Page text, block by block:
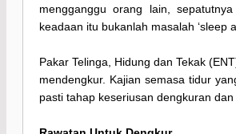
mengganggu orang lain,
keadaan itu bukanlah masalah ‘sleep
Pakar Telinga, Hidung dan Tekak
mendengkur. Kajian semasa tidur
pasti tahap keseriusan dengkuran